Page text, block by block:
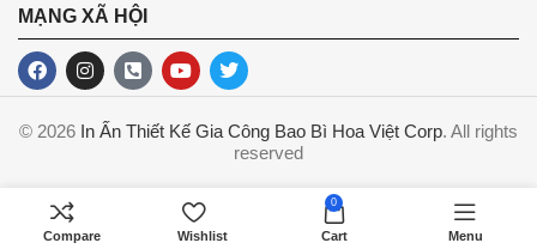
MẠNG XÃ HỘI
© 2026 In Ấn Thiết Kế Gia Công Bao Bì Hoa Việt Corp. All rights
reserved
Compare Wishlist
0
Cart Menu